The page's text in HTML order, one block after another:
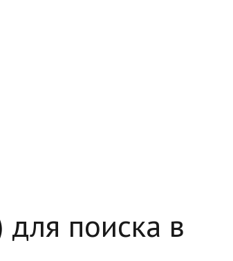
для поиска в